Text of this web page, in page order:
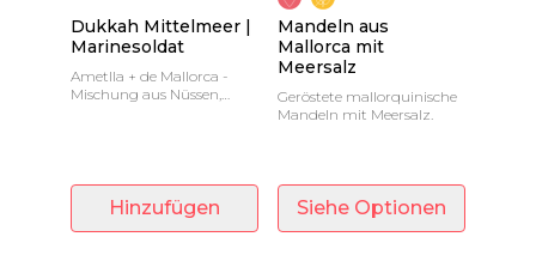
Dukkah Mittelmeer |
Marinesoldat
Ametlla + de Mallorca -
Mischung aus Nüssen,
Hinzufügen
Mandeln aus
Mallorca mit
Meersalz
Geröstete mallorquinische
Mandeln mit Meersalz.
Siehe Optionen